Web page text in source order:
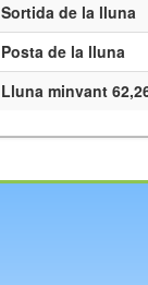
Sortida de la lluna
Posta de la lluna
Lluna minvant